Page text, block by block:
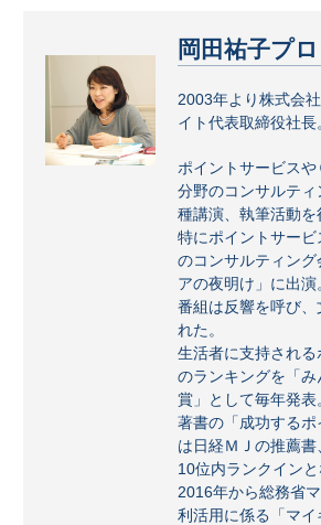
岡田祐子プ
2003年より株式会
イト代表取締役社長
ポイントサービス
分野のコンサルテ
種講演、執筆活動を
特にポイントサー
のコンサルティング
アの夜明け」に出演
番組は反響を呼び、
れた。
生活者に支持される
のランキングを「
賞」として毎年発表
著書の「成功するポ
は日経ＭＪの推薦
10位内ランクインと
2016年から総務省
利活用に係る「マイ